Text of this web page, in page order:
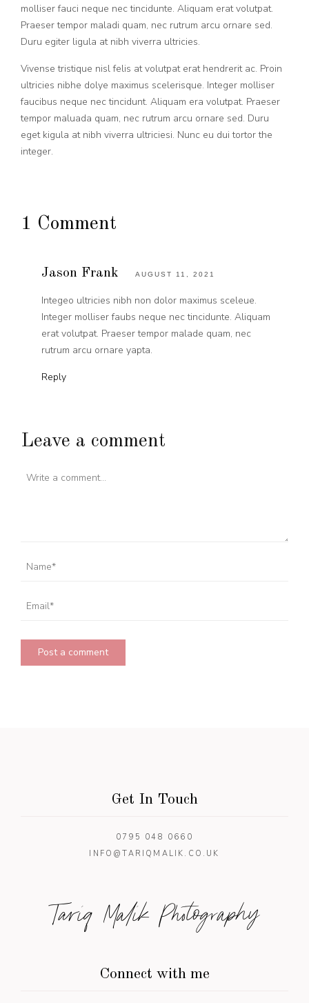
molliser fauci neque nec tincidunte. Aliquam erat volutpat.
Praeser tempor maladi quam, nec rutrum arcu ornare sed.
Duru egiter ligula at nibh viverra ultricies.
Vivense tristique nisl felis at volutpat erat hendrerit ac. Proin
ultricies nibhe dolye maximus scelerisque. Integer molliser
faucibus neque nec tincidunt. Aliquam era volutpat. Praeser
tempor maluada quam, nec rutrum arcu ornare sed. Duru
eget kigula at nibh viverra ultriciesi. Nunc eu dui tortor the
integer.
1 Comment
Jason Frank AUGUST 11, 2021
Integeo ultricies nibh non dolor maximus sceleue.
Integer molliser faubs neque nec tincidunte. Aliquam
erat volutpat. Praeser tempor malade quam, nec
rutrum arcu ornare yapta.
Reply
Leave a comment
Get In Touch
0795 048 0660
INFO@TARIQMALIK.CO.UK
Tariq Malik Photography
Connect with me